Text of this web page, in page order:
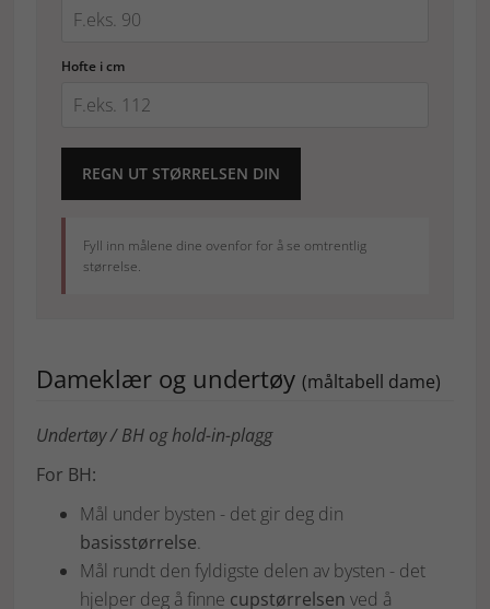
Hofte i cm
REGN UT STØRRELSEN DIN
Fyll inn målene dine ovenfor for å se omtrentlig
størrelse.
Dameklær og undertøy (måltabell dame)
Undertøy / BH og hold-in-plagg
For BH:
Mål under bysten - det gir deg din
basisstørrelse.
Mål rundt den fyldigste delen av bysten - det
hjelper deg å finne cupstørrelsen ved å